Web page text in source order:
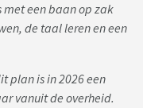
een baan op zak
de taal leren en een
plan is in 2026 een
vanuit de overheid.